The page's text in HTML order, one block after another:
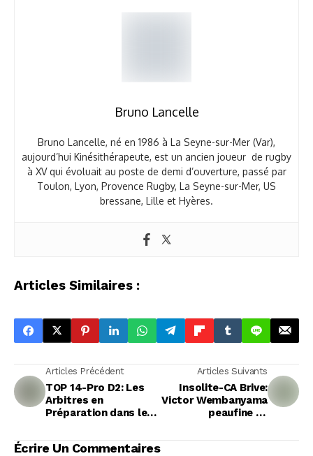
Bruno Lancelle
Bruno Lancelle, né en 1986 à La Seyne-sur-Mer (Var),
aujourd’hui Kinésithérapeute, est un ancien joueur de rugby
à XV qui évoluait au poste de demi d’ouverture, passé par
Toulon, Lyon, Provence Rugby, La Seyne-sur-Mer, US
bressane, Lille et Hyères.
Articles Similaires :
Articles Précédent
TOP 14-Pro D2: Les
Arbitres en
Préparation dans les
Articles Suivants
Insolite-CA Brive:
Victor Wembanyama
peaufine sa
Écrire Un Commentaires